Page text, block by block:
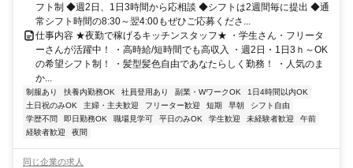
フト制 ◆週2日、1日3時間から応相談 ◆シフトは2週間毎に提出 ◆通
常シフト時間の8:30～翌4:00もぜひご応募くださ...
仕事内容 ★夜勤で稼げるキッチンスタッフ★ ・学生さん・フリータ
ーさんが活躍中！ ・高時給/短時間でも高収入 ・週2日・1日3ｈ～OK
の希望シフト制！ ・髪型髪色自由であなたらしく勤務！ ・人気のま
か...
制服あり 扶養内勤務OK 社員登用あり 副業・WワークOK
1日4時間以内OK
土日祝のみOK
主婦・主夫歓迎 フリーター歓迎 短期 早朝
シフト自由
学歴不問
即日勤務OK 職場見学可 平日のみOK 学生歓迎 未経験者歓迎
午前
経験者歓迎
夜間
同じ企業の求人